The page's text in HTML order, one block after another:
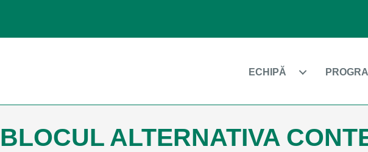
ECHIPĂ
BLOCUL ALTERNATIVA